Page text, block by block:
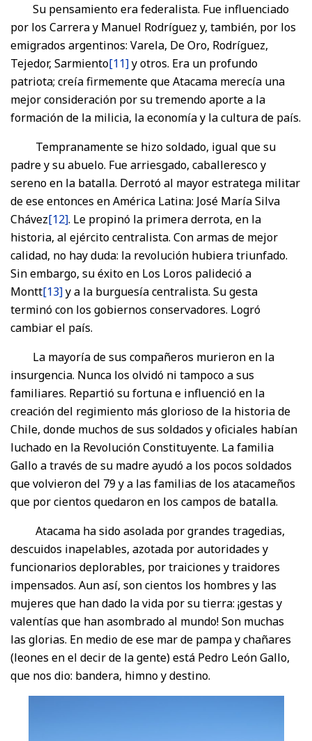
Su pensamiento era federalista. Fue influenciado
por los Carrera y Manuel Rodríguez y, también, por los
emigrados argentinos: Varela, De Oro, Rodríguez,
Tejedor, Sarmiento[11]y otros. Era un profundo
patriota; creía firmemente que Atacama merecía una
mejor consideración por su tremendo aporte a la
formación de la milicia, la economía y la cultura de país.
Tempranamente se hizo soldado, igual que su
padre y su abuelo. Fue arriesgado, caballeresco y
sereno en la batalla. Derrotó al mayor estratega militar
de ese entonces en América Latina: José María Silva
Chávez[12]. Le propinó la primera derrota, en la
historia, al ejército centralista. Con armas de mejor
calidad, no hay duda: la revolución hubiera triunfado.
Sin embargo, su éxito en Los Loros palideció a
Montt[13]y a la burguesía centralista. Su gesta
terminó con los gobiernos conservadores. Logró
cambiar el país.
La mayoría de sus compañeros murieron en la
insurgencia. Nunca los olvidó ni tampoco a sus
familiares. Repartió su fortuna e influenció en la
creación del regimiento más glorioso de la historia de
Chile, donde muchos de sus soldados y oficiales habían
luchado en la Revolución Constituyente. La familia
Gallo a través de su madre ayudó a los pocos soldados
que volvieron del 79 y a las familias de los atacameños
que por cientos quedaron en los campos de batalla.
Atacama ha sido asolada por grandes tragedias,
descuidos inapelables, azotada por autoridades y
funcionarios deplorables, por traiciones y traidores
impensados. Aun así, son cientos los hombres y las
mujeres que han dado la vida por su tierra: ¡gestas y
valentías que han asombrado al mundo! Son muchas
las glorias. En medio de ese mar de pampa y chañares
(leones en el decir de la gente) está Pedro León Gallo,
que nos dio: bandera, himno y destino.